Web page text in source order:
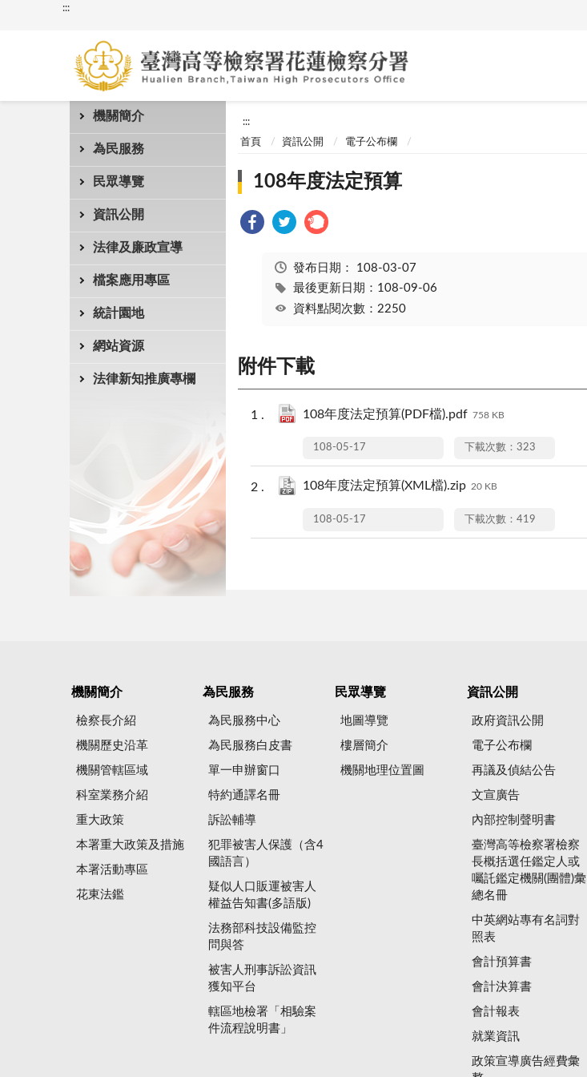
:::
機關簡介
為民服務
民眾導覽
資訊公開
法律及廉政宣導
檔案應用專區
統計園地
網站資源
法律新知推廣專欄
:::
首頁 資訊公開 電子公布欄
108年度法定預算
發布日期： 108-03-07
最後更新日期：108-09-06
資料點閱次數：2250
附件下載
108年度法定預算(PDF檔).pdf 758 KB
108-05-17 下載次數：323
108年度法定預算(XML檔).zip 20 KB
108-05-17 下載次數：419
機關簡介
檢察長介紹
機關歷史沿革
機關管轄區域
科室業務介紹
重大政策
本署重大政策及措施
本署活動專區
花東法鑑
為民服務
為民服務中心
為民服務白皮書
單一申辦窗口
特約通譯名冊
訴訟輔導
犯罪被害人保護（含4
國語言）
疑似人口販運被害人
權益告知書(多語版)
法務部科技設備監控
問與答
被害人刑事訴訟資訊
獲知平台
轄區地檢署「相驗案
件流程說明書」
民眾導覽
地圖導覽
樓層簡介
機關地理位置圖
資訊公開
政府資訊公開
電子公布欄
再議及偵結公告
文宣廣告
內部控制聲明書
臺灣高等檢察署檢察
長概括選任鑑定人或
囑託鑑定機關(團體)彙
總名冊
中英網站專有名詞對
照表
會計預算書
會計決算書
會計報表
就業資訊
政策宣導廣告經費彙